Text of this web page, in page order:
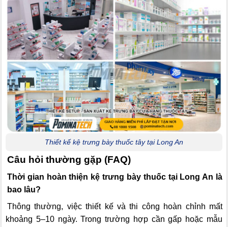
Thiết kế kệ trưng bày thuốc tây tại Long An
Câu hỏi thường gặp (FAQ)
Thời gian hoàn thiện kệ trưng bày thuốc tại Long An là
bao lâu?
Thông thường, việc thiết kế và thi công hoàn chỉnh mất
khoảng 5–10 ngày. Trong trường hợp cần gấp hoặc mẫu